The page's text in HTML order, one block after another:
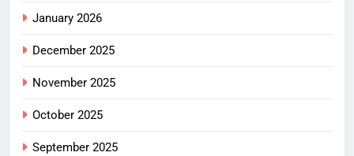
January 2026
December 2025
November 2025
October 2025
September 2025